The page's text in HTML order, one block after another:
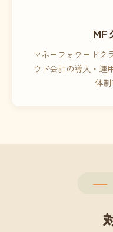
MF
マネーフォワードク
ウド会計の導入・運
体制